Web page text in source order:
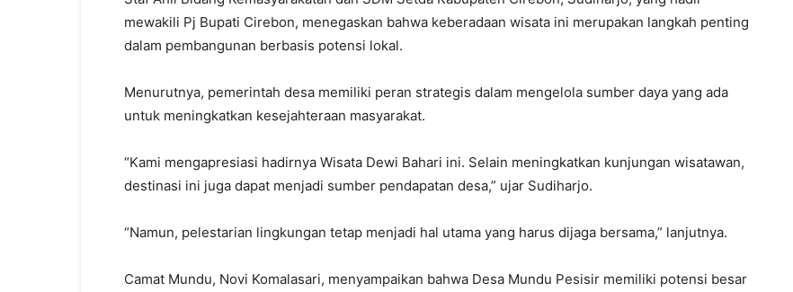
mewakili Pj Bupati Cirebon, menegaskan bahwa keberadaan wisata ini merupakan langkah penting
dalam pembangunan berbasis potensi lokal.
Menurutnya, pemerintah desa memiliki peran strategis dalam mengelola sumber daya yang ada
untuk meningkatkan kesejahteraan masyarakat.
“Kami mengapresiasi hadirnya Wisata Dewi Bahari ini. Selain meningkatkan kunjungan wisatawan,
destinasi ini juga dapat menjadi sumber pendapatan desa,” ujar Sudiharjo.
“Namun, pelestarian lingkungan tetap menjadi hal utama yang harus dijaga bersama,” lanjutnya.
Camat Mundu, Novi Komalasari, menyampaikan bahwa Desa Mundu Pesisir memiliki potensi besar